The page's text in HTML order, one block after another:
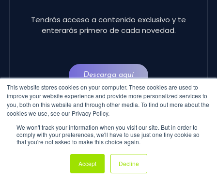
This website stores cookies on your computer. These cookies are used to
improve your website experience and provide more personalized services to
you, both on this website and through other media. To find out more about the
cookies we use, see our Privacy Policy.
We won't track your information when you visit our site. But in order to
comply with your preferences, we'll have to use just one tiny cookie so
that you're not asked to make this choice again.
Accept Decline
Tendrás acceso a contenido exclusivo y te
enterarás primero de cada novedad.
Descarga aquí
© 2024 CVCLAVOZ . TODOS LOS DERECHOS
RESERVADOS.